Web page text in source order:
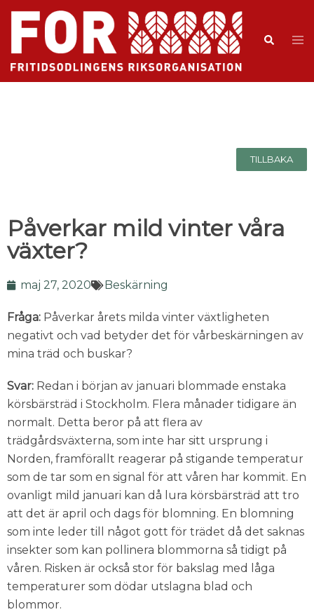
TILLBAKA
Påverkar mild vinter våra
växter?
maj 27, 2020 Beskärning
Fråga: Påverkar årets milda vinter växtligheten
negativt och vad betyder det för vårbeskärningen av
mina träd och buskar?
Svar: Redan i början av januari blommade enstaka
körsbärsträd i Stockholm. Flera månader tidigare än
normalt. Detta beror på att flera av
trädgårdsväxterna, som inte har sitt ursprung i
Norden, framförallt reagerar på stigande temperatur
som de tar som en signal för att våren har kommit. En
ovanligt mild januari kan då lura körsbärsträd att tro
att det är april och dags för blomning. En blomning
som inte leder till något gott för trädet då det saknas
insekter som kan pollinera blommorna så tidigt på
våren. Risken är också stor för bakslag med låga
temperaturer som dödar utslagna blad och
blommor.